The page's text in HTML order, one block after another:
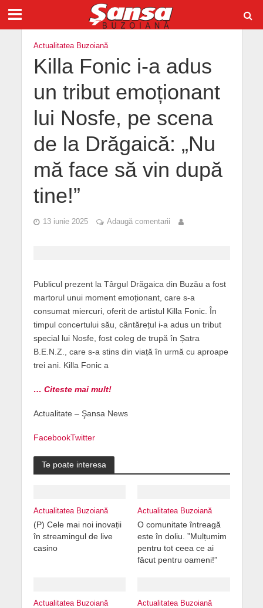
Actualitatea Buzoiană
Killa Fonic i-a adus
un tribut emoționant
lui Nosfe, pe scena
de la Drăgaică: „Nu
mă face să vin după
tine!”
13 iunie 2025 Adaugă comentarii
Publicul prezent la Târgul Drăgaica din Buzău a fost
martorul unui moment emoționant, care s-a
consumat miercuri, oferit de artistul Killa Fonic. În
timpul concertului său, cântărețul i-a adus un tribut
special lui Nosfe, fost coleg de trupă în Șatra
B.E.N.Z., care s-a stins din viață în urmă cu aproape
trei ani. Killa Fonic a
… Citeste mai mult!
Actualitate – Şansa News
FacebookTwitter
Te poate interesa
Actualitatea Buzoiană
(P) Cele mai noi inovații
în streamingul de live
casino
Actualitatea Buzoiană
O comunitate întreagă
este în doliu. ”Mulțumim
pentru tot ceea ce ai
făcut pentru oameni!”
Actualitatea Buzoiană Actualitatea Buzoiană